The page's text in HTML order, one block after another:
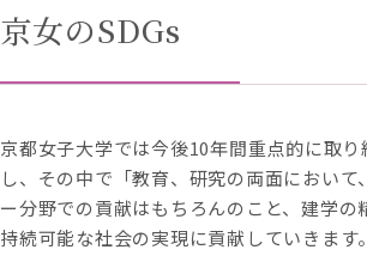
京女のSDGs
京都女子大学では今後10年間重点的に取
し、その中で「教育、研究の両面におい
ー分野での貢献はもちろんのこと、建学の
持続可能な社会の実現に貢献していきます。